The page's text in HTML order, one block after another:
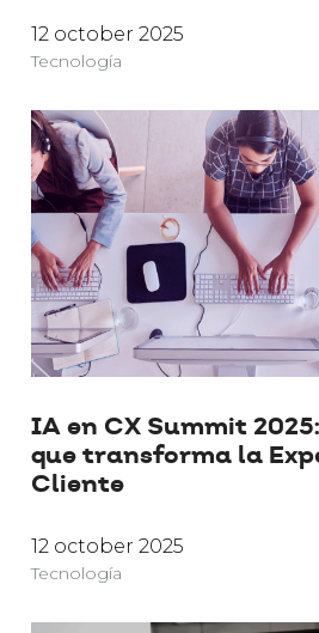
12 october 2025
Tecnología
IA en CX Summit
que transforma la
Cliente
12 october 2025
Tecnología